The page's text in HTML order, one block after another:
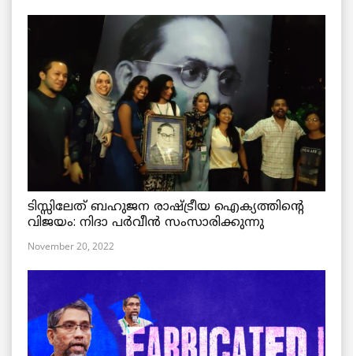
ടിസ്സിലേത് ബഹുജന രാഷ്ട്രീയ ഐക്യത്തിന്റെ
വിജയം: നിദാ പർവീൻ സംസാരിക്കുന്നു
November 20, 2022